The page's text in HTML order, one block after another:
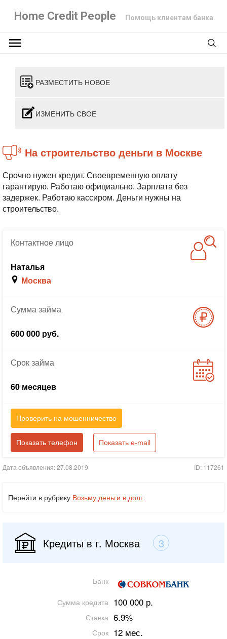
Home Credit People Помощь клиентам банка
РАЗМЕСТИТЬ НОВОЕ
ИЗМЕНИТЬ СВОЕ
На строительство деньги в Москве
Срочно нужен кредит. Своевременную оплату
гарантирую. Работаю официально. Зарплата без
задержек. Работаю кассиром. Деньги нужны на
строительство.
Контактноелицо
Наталья
Москва
Суммазайма
600 000 руб.
Срокзайма
60 месяцев
Проверить на мошенничество
Показать телефон Показать e-mail
Дата объявления: 27.08.2019 ID: 117261
Перейти в рубрику Возьму деньги в долг
Кредиты в г. Москва 3
Банк
Сумма кредита 100 000 р.
Ставка 6.9%
Срок 12 мес.